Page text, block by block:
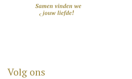
Volg ons